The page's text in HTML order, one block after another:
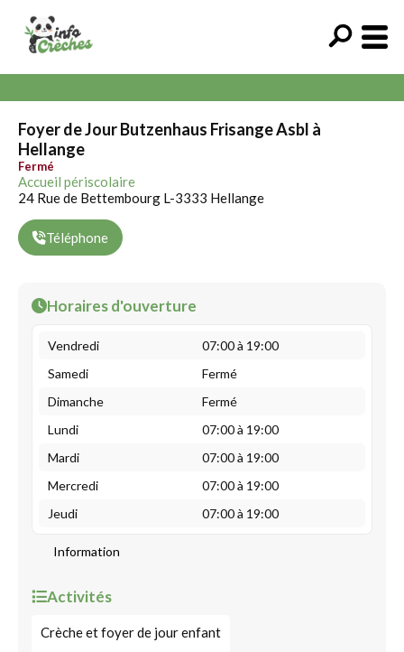
Foyer de Jour Butzenhaus Frisange Asbl à
Hellange
Fermé
Accueil périscolaire
24 Rue de Bettembourg L-3333 Hellange
Téléphone
Horaires d'ouverture
Vendredi
07:00 à 19:00
Samedi
Fermé
Dimanche
Fermé
Lundi
07:00 à 19:00
Mardi
07:00 à 19:00
Mercredi
07:00 à 19:00
Jeudi
07:00 à 19:00
Information
Activités
Crèche et foyer de jour enfant